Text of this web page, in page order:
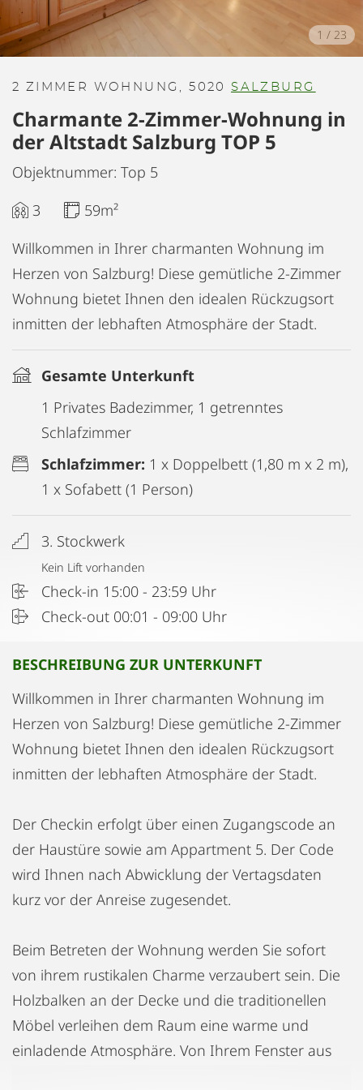
1 / 23
2 ZIMMER WOHNUNG, 5020 SALZBURG
Charmante 2-Zimmer-Wohnung in
der Altstadt Salzburg TOP 5
Objektnummer: Top 5
3
59m²
Willkommen in Ihrer charmanten Wohnung im
Herzen von Salzburg! Diese gemütliche 2-Zimmer
Wohnung bietet Ihnen den idealen Rückzugsort
inmitten der lebhaften Atmosphäre der Stadt.
Gesamte Unterkunft
1 Privates Badezimmer, 1 getrenntes
Schlafzimmer
Schlafzimmer: 1 x Doppelbett (1,80 m x 2 m),
1 x Sofabett (1 Person)
3. Stockwerk
Kein Lift vorhanden
Check-in 15:00 - 23:59 Uhr
Check-out 00:01 - 09:00 Uhr
BESCHREIBUNG ZUR UNTERKUNFT
Willkommen in Ihrer charmanten Wohnung im
Herzen von Salzburg! Diese gemütliche 2-Zimmer
Wohnung bietet Ihnen den idealen Rückzugsort
inmitten der lebhaften Atmosphäre der Stadt.
Der Checkin erfolgt über einen Zugangscode an
der Haustüre sowie am Appartment 5. Der Code
wird Ihnen nach Abwicklung der Vertagsdaten
kurz vor der Anreise zugesendet.
Beim Betreten der Wohnung werden Sie sofort
von ihrem rustikalen Charme verzaubert sein. Die
Holzbalken an der Decke und die traditionellen
Möbel verleihen dem Raum eine warme und
einladende Atmosphäre. Von Ihrem Fenster aus